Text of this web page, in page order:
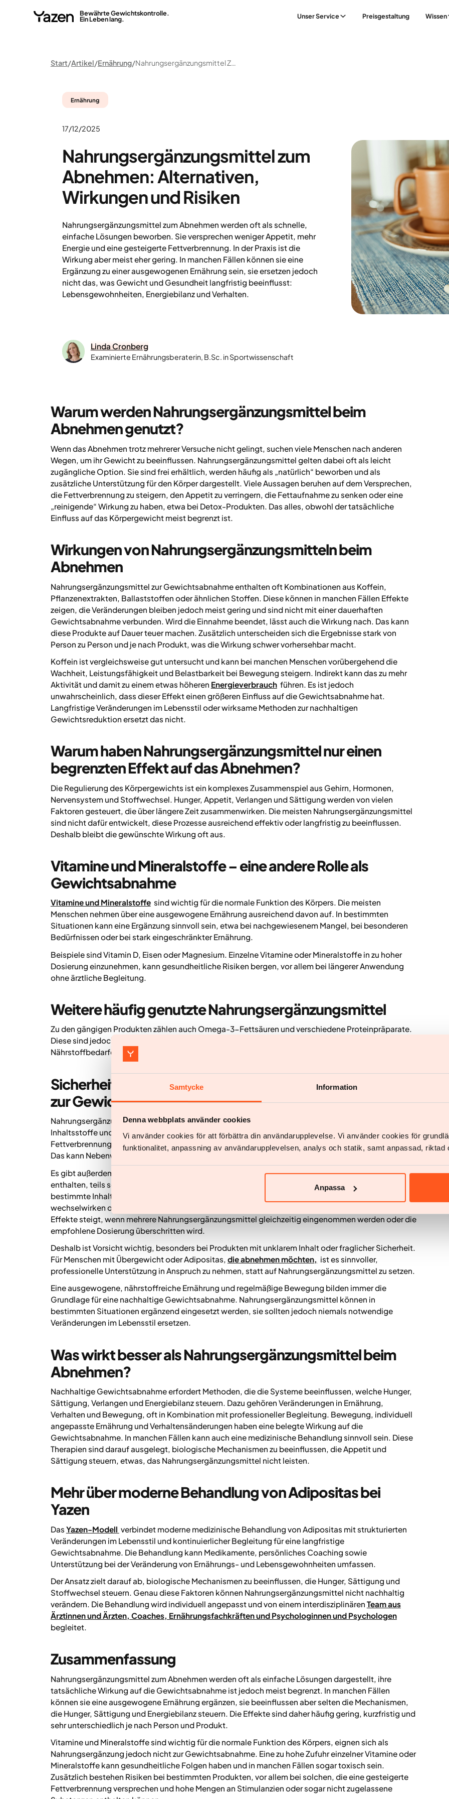
Samtycke Information
Denna webbplats använder cookies
Vi använder cookies för att förbättra din användarupplevelse. Vi använder cookies för
funktionalitet, anpassning av användarupplevelsen, analys och statik, samt anpassad, riktad
Anpassa
Bewährte Gewichtskontrolle.
Ein Leben lang. Unser Service Preisgestaltung Wissen
Start Artikel Ernährung Nahrungsergänzungsmittel Zum Abnehmen: Alternativen, Wirkungen Und Risiken
Ernährung
17/12/2025
Nahrungsergänzungsmittel zum
Abnehmen: Alternativen,
Wirkungen und Risiken
Nahrungsergänzungsmittel zum Abnehmen werden oft als schnelle,
einfache Lösungen beworben. Sie versprechen weniger Appetit, mehr
Energie und eine gesteigerte Fettverbrennung. In der Praxis ist die
Wirkung aber meist eher gering. In manchen Fällen können sie eine
Ergänzung zu einer ausgewogenen Ernährung sein, sie ersetzen jedoch
nicht das, was Gewicht und Gesundheit langfristig beeinflusst:
Lebensgewohnheiten, Energiebilanz und Verhalten.
Linda Cronberg
Examinierte Ernährungsberaterin, B.Sc. in Sportwissenschaft
Warum werden Nahrungsergänzungsmittel beim
Abnehmen genutzt?
Wenn das Abnehmen trotz mehrerer Versuche nicht gelingt, suchen viele Menschen nach anderen
Wegen, um ihr Gewicht zu beeinflussen. Nahrungsergänzungsmittel gelten dabei oft als leicht
zugängliche Option. Sie sind frei erhältlich, werden häufig als „natürlich“ beworben und als
zusätzliche Unterstützung für den Körper dargestellt. Viele Aussagen beruhen auf dem Versprechen,
die Fettverbrennung zu steigern, den Appetit zu verringern, die Fettaufnahme zu senken oder eine
„reinigende“ Wirkung zu haben, etwa bei Detox-Produkten. Das alles, obwohl der tatsächliche
Einfluss auf das Körpergewicht meist begrenzt ist.
Wirkungen von Nahrungsergänzungsmitteln beim
Abnehmen
Nahrungsergänzungsmittel zur Gewichtsabnahme enthalten oft Kombinationen aus Koffein,
Pflanzenextrakten, Ballaststoffen oder ähnlichen Stoffen. Diese können in manchen Fällen Effekte
zeigen, die Veränderungen bleiben jedoch meist gering und sind nicht mit einer dauerhaften
Gewichtsabnahme verbunden. Wird die Einnahme beendet, lässt auch die Wirkung nach. Das kann
diese Produkte auf Dauer teuer machen. Zusätzlich unterscheiden sich die Ergebnisse stark von
Person zu Person und je nach Produkt, was die Wirkung schwer vorhersehbar macht.
Koffein ist vergleichsweise gut untersucht und kann bei manchen Menschen vorübergehend die
Wachheit, Leistungsfähigkeit und Belastbarkeit bei Bewegung steigern. Indirekt kann das zu mehr
Aktivität und damit zu einem etwas höheren Energieverbrauch führen. Es ist jedoch
unwahrscheinlich, dass dieser Effekt einen größeren Einfluss auf die Gewichtsabnahme hat.
Langfristige Veränderungen im Lebensstil oder wirksame Methoden zur nachhaltigen
Gewichtsreduktion ersetzt das nicht.
Warum haben Nahrungsergänzungsmittel nur einen
begrenzten Effekt auf das Abnehmen?
Die Regulierung des Körpergewichts ist ein komplexes Zusammenspiel aus Gehirn, Hormonen,
Nervensystem und Stoffwechsel. Hunger, Appetit, Verlangen und Sättigung werden von vielen
Faktoren gesteuert, die über längere Zeit zusammenwirken. Die meisten Nahrungsergänzungsmittel
sind nicht dafür entwickelt, diese Prozesse ausreichend effektiv oder langfristig zu beeinflussen.
Deshalb bleibt die gewünschte Wirkung oft aus.
Vitamine und Mineralstoffe – eine andere Rolle als
Gewichtsabnahme
Vitamine und Mineralstoffe sind wichtig für die normale Funktion des Körpers. Die meisten
Menschen nehmen über eine ausgewogene Ernährung ausreichend davon auf. In bestimmten
Situationen kann eine Ergänzung sinnvoll sein, etwa bei nachgewiesenem Mangel, bei besonderen
Bedürfnissen oder bei stark eingeschränkter Ernährung.
Beispiele sind Vitamin D, Eisen oder Magnesium. Einzelne Vitamine oder Mineralstoffe in zu hoher
Dosierung einzunehmen, kann gesundheitliche Risiken bergen, vor allem bei längerer Anwendung
ohne ärztliche Begleitung.
Weitere häufig genutzte Nahrungsergänzungsmittel
Zu den gängigen Produkten zählen auch Omega-3-Fettsäuren und verschiedene Proteinpräparate.
Diese sind jedoch nicht für die Gewichtsabnahme gedacht, sondern dienen dazu, bestimmte
Nährstoffbedarfe zu decken oder eine ansonsten ausgewogene Ernährung zu ergänzen.
Sicherheit und Risiken von Nahrungsergänzungsmitteln
zur Gewichtsabnahme
Nahrungsergänzungsmittel gelten oft als harmlos. Die Einnahme ohne genaues Wissen über
Inhaltsstoffe und Dosierung kann jedoch Risiken mit sich bringen. Viele Produkte, die eine erhöhte
Fettverbrennung versprechen, enthalten hohe Mengen an stimulierenden Substanzen wie Koffein.
Das kann Nebenwirkungen wie Herzklopfen oder Schlafprobleme verursachen.
Es gibt außerdem Fälle, in denen solche Produkte nicht zugelassene oder nicht deklarierte Stoffe
enthalten, teils sogar Arzneimittelwirkstoffe oder stark stimulierende Substanzen. Zusätzlich können
bestimmte Inhaltsstoffe, vor allem aus manchen pflanzlichen Präparaten, mit Medikamenten
wechselwirken oder bestehende Erkrankungen negativ beeinflussen. Das Risiko für unerwünschte
Effekte steigt, wenn mehrere Nahrungsergänzungsmittel gleichzeitig eingenommen werden oder die
empfohlene Dosierung überschritten wird.
Deshalb ist Vorsicht wichtig, besonders bei Produkten mit unklarem Inhalt oder fraglicher Sicherheit.
Für Menschen mit Übergewicht oder Adipositas, die abnehmen möchten, ist es sinnvoller,
professionelle Unterstützung in Anspruch zu nehmen, statt auf Nahrungsergänzungsmittel zu setzen.
Eine ausgewogene, nährstoffreiche Ernährung und regelmäßige Bewegung bilden immer die
Grundlage für eine nachhaltige Gewichtsabnahme. Nahrungsergänzungsmittel können in
bestimmten Situationen ergänzend eingesetzt werden, sie sollten jedoch niemals notwendige
Veränderungen im Lebensstil ersetzen.
Was wirkt besser als Nahrungsergänzungsmittel beim
Abnehmen?
Nachhaltige Gewichtsabnahme erfordert Methoden, die die Systeme beeinflussen, welche Hunger,
Sättigung, Verlangen und Energiebilanz steuern. Dazu gehören Veränderungen in Ernährung,
Verhalten und Bewegung, oft in Kombination mit professioneller Begleitung. Bewegung, individuell
angepasste Ernährung und Verhaltensänderungen haben eine belegte Wirkung auf die
Gewichtsabnahme. In manchen Fällen kann auch eine medizinische Behandlung sinnvoll sein. Diese
Therapien sind darauf ausgelegt, biologische Mechanismen zu beeinflussen, die Appetit und
Sättigung steuern, etwas, das Nahrungsergänzungsmittel nicht leisten.
Mehr über moderne Behandlung von Adipositas bei
Yazen
Das Yazen-Modell verbindet moderne medizinische Behandlung von Adipositas mit strukturierten
Veränderungen im Lebensstil und kontinuierlicher Begleitung für eine langfristige
Gewichtsabnahme. Die Behandlung kann Medikamente, persönliches Coaching sowie
Unterstützung bei der Veränderung von Ernährungs- und Lebensgewohnheiten umfassen.
Der Ansatz zielt darauf ab, biologische Mechanismen zu beeinflussen, die Hunger, Sättigung und
Stoffwechsel steuern. Genau diese Faktoren können Nahrungsergänzungsmittel nicht nachhaltig
verändern. Die Behandlung wird individuell angepasst und von einem interdisziplinären Team aus
Ärztinnen und Ärzten, Coaches, Ernährungsfachkräften und Psychologinnen und Psychologen
begleitet.
Zusammenfassung
Nahrungsergänzungsmittel zum Abnehmen werden oft als einfache Lösungen dargestellt, ihre
tatsächliche Wirkung auf die Gewichtsabnahme ist jedoch meist begrenzt. In manchen Fällen
können sie eine ausgewogene Ernährung ergänzen, sie beeinflussen aber selten die Mechanismen,
die Hunger, Sättigung und Energiebilanz steuern. Die Effekte sind daher häufig gering, kurzfristig und
sehr unterschiedlich je nach Person und Produkt.
Vitamine und Mineralstoffe sind wichtig für die normale Funktion des Körpers, eignen sich als
Nahrungsergänzung jedoch nicht zur Gewichtsabnahme. Eine zu hohe Zufuhr einzelner Vitamine oder
Mineralstoffe kann gesundheitliche Folgen haben und in manchen Fällen sogar toxisch sein.
Zusätzlich bestehen Risiken bei bestimmten Produkten, vor allem bei solchen, die eine gesteigerte
Fettverbrennung versprechen und hohe Mengen an Stimulanzien oder sogar nicht zugelassene